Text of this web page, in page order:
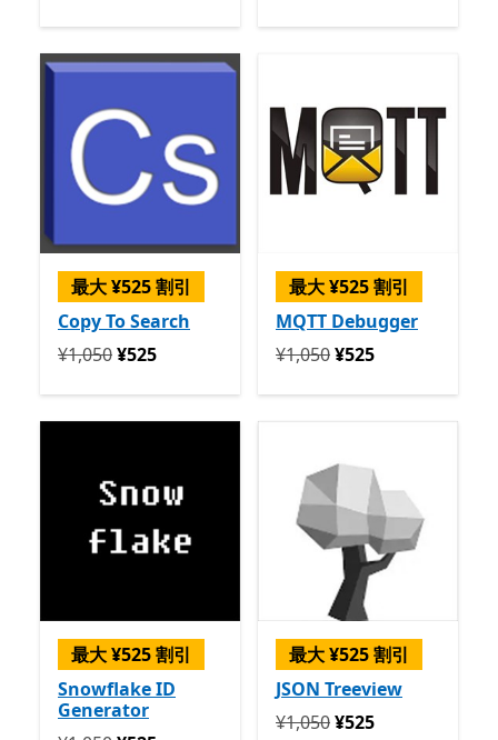
最大 ¥525 割引
Copy To Search
定価 ¥1,050 今すぐ ¥525
¥1,050¥525
最大 ¥525 割引
MQTT Debugger
定価 ¥1,050 今すぐ ¥525
¥1,050¥525
最大 ¥525 割引
Snowflake ID
Generator
最大 ¥525 割引
JSON Treeview
定価 ¥1,050 今すぐ ¥525
¥1,050¥525